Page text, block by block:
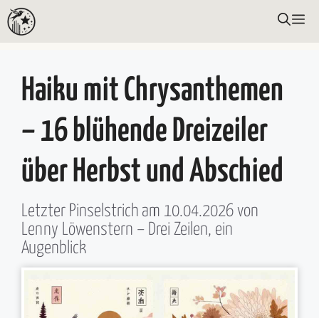
Zum
Inhalt
Haiku mit Chrysanthemen
– 16 blühende Dreizeiler
über Herbst und Abschied
Letzter Pinselstrich am 10.04.2026 von
Lenny Löwenstern – Drei Zeilen, ein
Augenblick